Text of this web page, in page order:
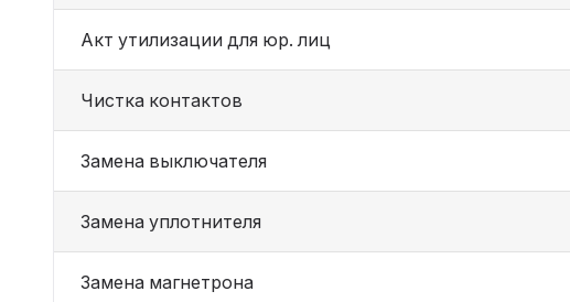
Акт утилизации для юр. лиц
Чистка контактов
Замена выключателя
Замена уплотнителя
Замена магнетрона